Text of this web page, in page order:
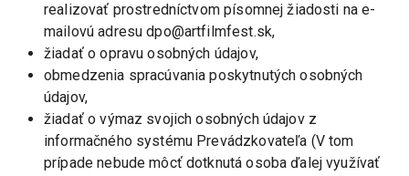
realizovať prostredníctvom písomnej žiadosti na e-
mailovú adresu dpo@artfilmfest.sk,
žiadať o opravu osobných údajov,
obmedzenia spracúvania poskytnutých osobných
údajov,
žiadať o výmaz svojich osobných údajov z
informačného systému Prevádzkovateľa (V tom
prípade nebude môcť dotknutá osoba ďalej využívať